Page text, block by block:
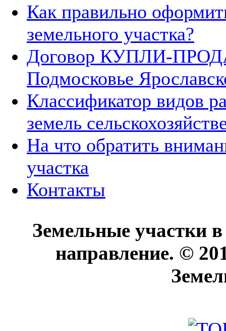
Как правильно
земельного участка?
Договор КУПЛИ-
Подмосковье
Классификатор видов
земель
На что обратить
участка
Контакты
Земельные участки
направление. ©